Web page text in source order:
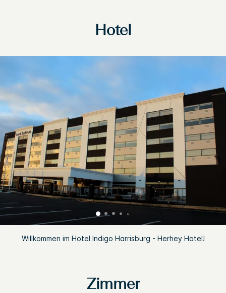
Hotel
Willkommen im Hotel Indigo Harrisburg - Herhey Hotel!
Zimmer